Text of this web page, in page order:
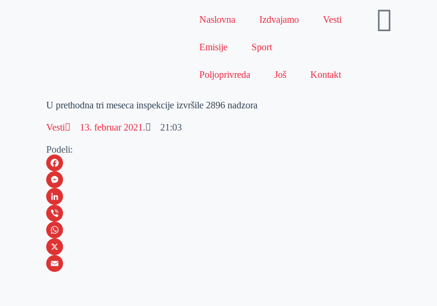
Naslovna Izdvajamo Vesti
Emisije Sport
Poljoprivreda Još Kontakt
U prethodna tri meseca inspekcije izvršile 2896 nadzora
Vesti 13. februar 2021. 21:03
Podeli:
F
a
c
e
b
o
M
e
s
s
e
L
i
n
k
V
i
b
W
h
X